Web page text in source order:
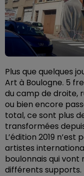
Plus que quelques
Art à Boulogne. 5
du camp de droite,
ou bien encore
total, ce sont plus
transformées
L’édition 2019
artistes
boulonnais qui vont
différents supports.